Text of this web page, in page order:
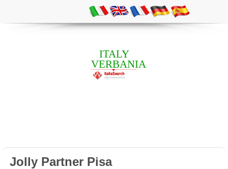
ITALY
VERBANIA
Jolly Partner Pisa